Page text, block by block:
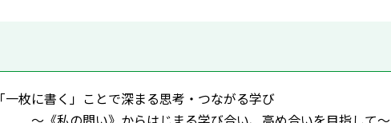
「一枚に書く」ことで深まる思考・つながる学び